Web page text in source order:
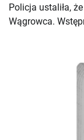
Policja ustaliła,
Wągrowca.